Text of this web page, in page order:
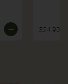
$24.900